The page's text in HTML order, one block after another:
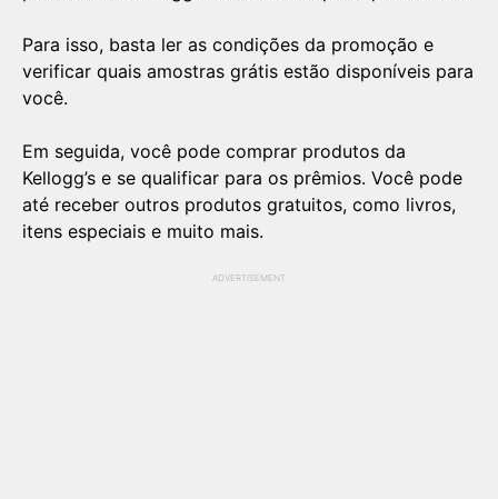
Para isso, basta ler as condições da promoção e
verificar quais amostras grátis estão disponíveis para
você.
Em seguida, você pode comprar produtos da
Kellogg’s e se qualificar para os prêmios. Você pode
até receber outros produtos gratuitos, como livros,
itens especiais e muito mais.
ADVERTISEMENT